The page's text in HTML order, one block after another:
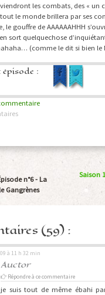
les combats, des « un
le monde brillera par ses
le gouffre de AAAAAAHHH
sort quelquechose
(comme le dit si bien le
épisode :
n°6 -La
Gangrènes
Saison
(59) :
Auctor
à 11 h 32 min
Répondre à ce commentaire
je suis tout de même ébahi